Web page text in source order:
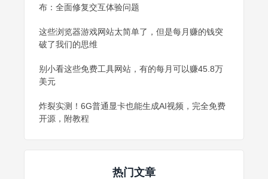
布：全面修复交互体验问题
这些浏览器游戏网站太简单了，但是每月赚的钱突
破了我们的思维
别小看这些免费工具网站，有的每月可以赚45.8万
美元
炸裂实测！6G普通显卡也能生成AI视频，完全免费
开源，附教程
热门文章